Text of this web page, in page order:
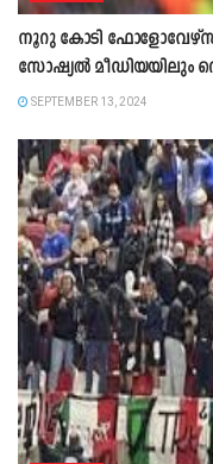
നൂറു കോടി
സോഷ്യൽ മീഡിയയിലും
SEPTEMBER 13, 2024